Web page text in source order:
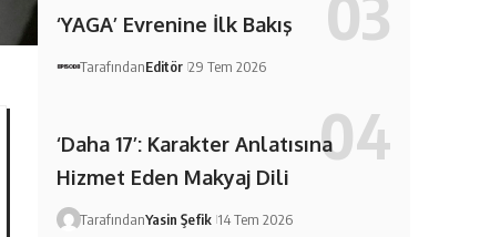
‘YAGA’ Evrenine İlk Bakış
TarafındanEditör 29 Tem 2026
‘Daha 17’: Karakter Anlatısına
Hizmet Eden Makyaj Dili
TarafındanYasin Şefik 14 Tem 2026